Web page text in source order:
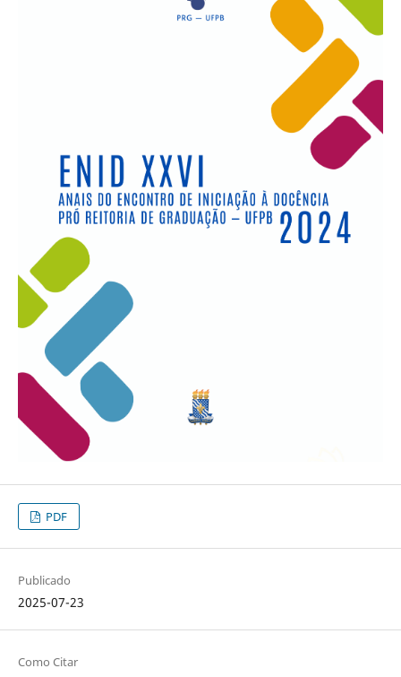
PDF
Publicado
2025-07-23
Como Citar